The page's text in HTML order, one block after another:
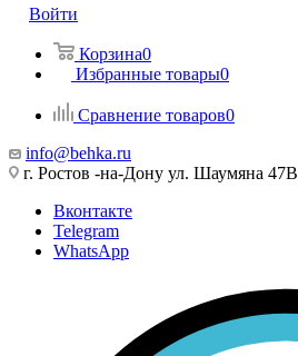
Войти
Корзина0
Избранные товары0
Сравнение товаров0
info@behka.ru
г. Ростов -на-Дону ул. Шаумяна 47В
Вконтакте
Telegram
WhatsApp